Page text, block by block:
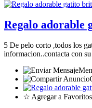
Regalo adorable
5 De pelo corto ,todos los
informacion..contacta con
☆ Agregar a Favoritos